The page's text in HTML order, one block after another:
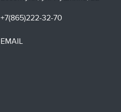
+7(865)222-32-70
EMAIL